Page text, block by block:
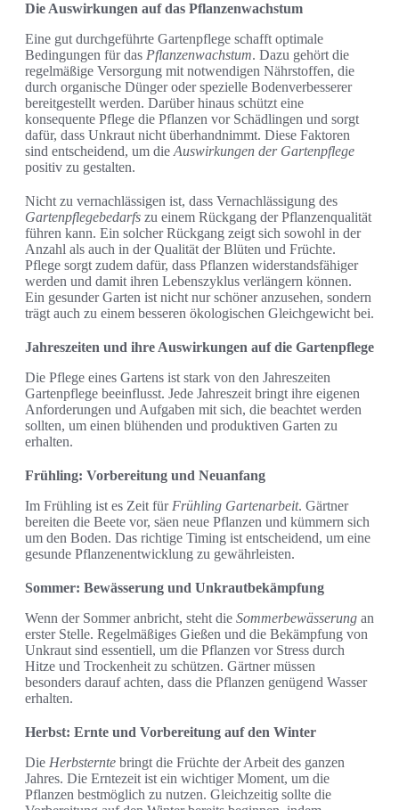
Die Auswirkungen auf das Pflanzenwachstum
Eine gut durchgeführte Gartenpflege schafft optimale
Bedingungen für das Pflanzenwachstum. Dazu gehört die
regelmäßige Versorgung mit notwendigen Nährstoffen, die
durch organische Dünger oder spezielle Bodenverbesserer
bereitgestellt werden. Darüber hinaus schützt eine
konsequente Pflege die Pflanzen vor Schädlingen und sorgt
dafür, dass Unkraut nicht überhandnimmt. Diese Faktoren
sind entscheidend, um die Auswirkungen der Gartenpflege
positiv zu gestalten.
Nicht zu vernachlässigen ist, dass Vernachlässigung des
Gartenpflegebedarfs zu einem Rückgang der Pflanzenqualität
führen kann. Ein solcher Rückgang zeigt sich sowohl in der
Anzahl als auch in der Qualität der Blüten und Früchte.
Pflege sorgt zudem dafür, dass Pflanzen widerstandsfähiger
werden und damit ihren Lebenszyklus verlängern können.
Ein gesunder Garten ist nicht nur schöner anzusehen, sondern
trägt auch zu einem besseren ökologischen Gleichgewicht bei.
Jahreszeiten und ihre Auswirkungen auf die Gartenpflege
Die Pflege eines Gartens ist stark von den Jahreszeiten
Gartenpflege beeinflusst. Jede Jahreszeit bringt ihre eigenen
Anforderungen und Aufgaben mit sich, die beachtet werden
sollten, um einen blühenden und produktiven Garten zu
erhalten.
Frühling: Vorbereitung und Neuanfang
Im Frühling ist es Zeit für Frühling Gartenarbeit. Gärtner
bereiten die Beete vor, säen neue Pflanzen und kümmern sich
um den Boden. Das richtige Timing ist entscheidend, um eine
gesunde Pflanzenentwicklung zu gewährleisten.
Sommer: Bewässerung und Unkrautbekämpfung
Wenn der Sommer anbricht, steht die Sommerbewässerung an
erster Stelle. Regelmäßiges Gießen und die Bekämpfung von
Unkraut sind essentiell, um die Pflanzen vor Stress durch
Hitze und Trockenheit zu schützen. Gärtner müssen
besonders darauf achten, dass die Pflanzen genügend Wasser
erhalten.
Herbst: Ernte und Vorbereitung auf den Winter
Die Herbsternte bringt die Früchte der Arbeit des ganzen
Jahres. Die Erntezeit ist ein wichtiger Moment, um die
Pflanzen bestmöglich zu nutzen. Gleichzeitig sollte die